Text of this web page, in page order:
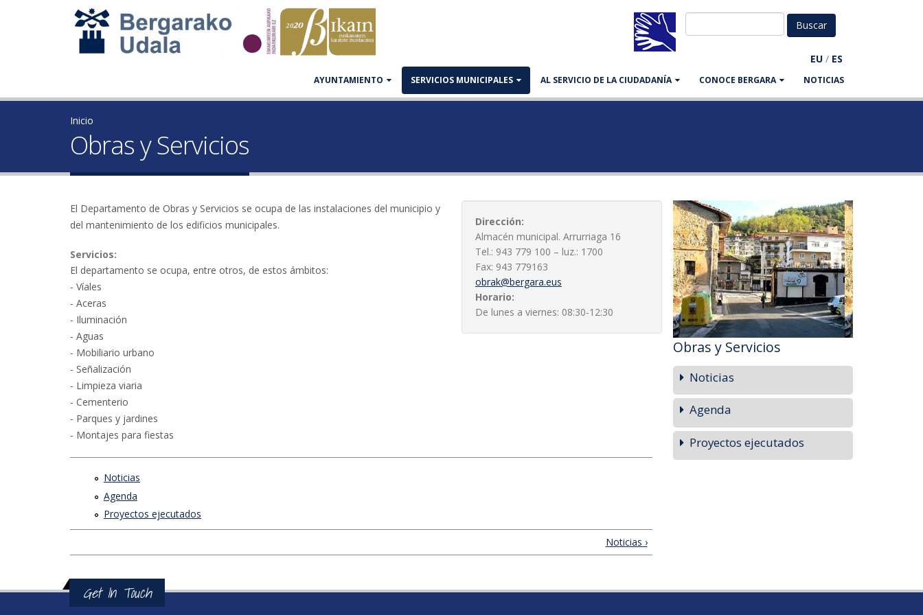
EU / ES
AYUNTAMIENTO SERVICIOS MUNICIPALES AL SERVICIO DE LA CIUDADANÍA CONOCE BERGARA NOTICIAS
Inicio
Obras y Servicios
El Departamento de Obras y Servicios se ocupa de las instalaciones del municipio y
del mantenimiento de los edificios municipales.
Servicios:
El departamento se ocupa, entre otros, de estos ámbitos:
- Víales
- Aceras
- Iluminación
- Aguas
- Mobiliario urbano
- Señalización
- Limpieza viaria
- Cementerio
- Parques y jardines
- Montajes para fiestas
Dirección:
Almacén municipal. Arrurriaga 16
Tel.: 943 779 100 – luz.: 1700
Fax: 943 779163
obrak@bergara.eus
Horario:
De lunes a viernes: 08:30-12:30
Noticias
Agenda
Proyectos ejecutados
Noticias ›
Obras y Servicios
Noticias
Agenda
Proyectos ejecutados
Get In Touch